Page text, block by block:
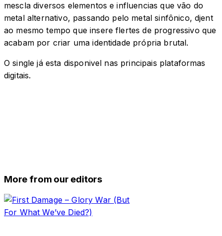
mescla diversos elementos e influencias que vão do
metal alternativo, passando pelo metal sinfônico, djent
ao mesmo tempo que insere flertes de progressivo que
acabam por criar uma identidade própria brutal.
O single já esta disponivel nas principais plataformas
digitais.
More from our editors